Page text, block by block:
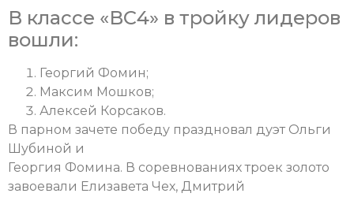
В классе «ВС4» в тройку лидеров
вошли:
Георгий Фомин;
Максим Мошков;
Алексей Корсаков.
В парном зачете победу праздновал дуэт Ольги
Шубиной и
Георгия Фомина. В соревнованиях троек золото
завоевали Елизавета Чех, Дмитрий